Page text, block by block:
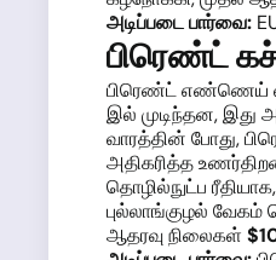
அடிப்படை பார்வை:
பிரெண்ட்
பிரெண்ட் எண்ணெய்
இல் முடிந்தன, இது
வாரத்தின் போது,
அதிகரித்த
தொழில்நுட்ப
புல்லாங்குழல்
ஆதரவு நிலைகள்